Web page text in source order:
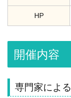
HP
開催内容
専門家によ